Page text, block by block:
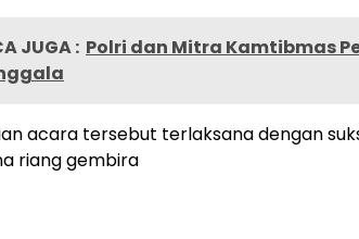
JUGA : Polri dan Mitra Kamtibmas
acara tersebut terlaksana dengan
riang gembira